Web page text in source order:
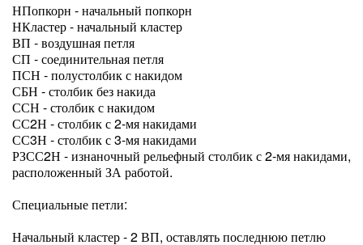
НПопкорн - начальный попкорн
НКластер - начальный кластер
ВП - воздушная петля
СП - соединительная петля
ПСН - полустолбик с накидом
СБН - столбик без накида
ССН - столбик с накидом
СС2Н - столбик с 2-мя накидами
СС3Н - столбик с 3-мя накидами
РЗСС2Н - изнаночный рельефный столбик с 2-мя накидами,
расположенный ЗА работой.
Специальные петли:
Начальный кластер - 2 ВП, оставлять последнюю петлю